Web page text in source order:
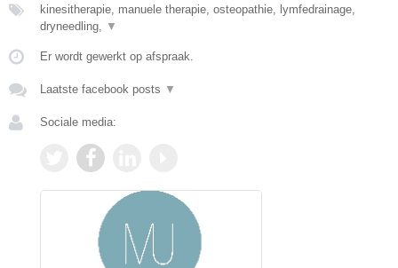
kinesitherapie, manuele therapie, osteopathie, lymfedrainage,
dryneedling, ▼
Er wordt gewerkt op afspraak.
Laatste facebook posts ▼
Sociale media: